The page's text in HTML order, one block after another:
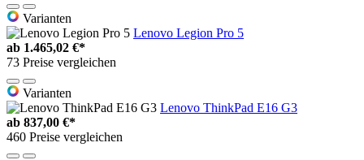
Varianten
Lenovo Legion Pro 5
ab 1.465,02 €*
73 Preise vergleichen
Varianten
Lenovo ThinkPad E16 G3
ab 837,00 €*
460 Preise vergleichen